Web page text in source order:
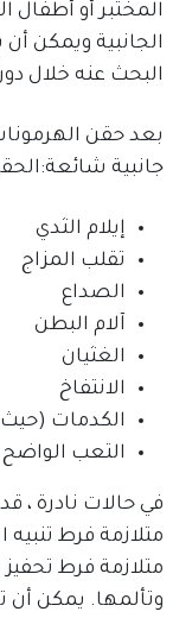
المختبر أو أطفال
الجانبية ويمكن
البحث عنه خلال
بعد حقن
جانبية
إيلام الثدي
تقلب المزاج
الصداع
آلام البطن
الغثيان
الانتفاخ
الكدمات
التعب الواضح
في حالات نادرة ،
وتألمها. يمكن أن